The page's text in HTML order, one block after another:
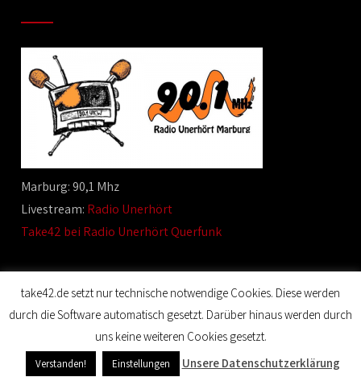
Marburg: 90,1 Mhz
Livestream: Radio Unerhört
Take42 bei Radio Unerhört Querfunk
© 2020 Film Maker. All Rights Reserved. Designed by SKT
Themes.
take42.de setzt nur technische notwendige Cookies. Diese werden
durch die Software automatisch gesetzt. Darüber hinaus werden durch
uns keine weiteren Cookies gesetzt.
Verstanden! Einstellungen Unsere Datenschutzerklärung